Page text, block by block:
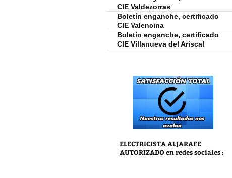
CIE Valdezorras
Boletín enganche, certificado
CIE Valencina
Boletín enganche, certificado
CIE Villanueva del Ariscal
ELECTRICISTA ALJARAFE
AUTORIZADO en redes sociales :